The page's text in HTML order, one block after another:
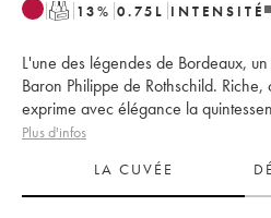
T 13% 0.75 L INTENSITÉ
L'une des légendes de Bordeaux,
Baron Philippe de Rothschild.
exprime avec élégance la
Plus d'infos
LA CUVÉE